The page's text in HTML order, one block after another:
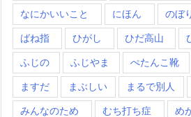
なにかいいこと にほん のぼ
ばね指 ひがし ひだ高山
ふじの ふじやま ぺたんこ靴
ますだ まぶしい まるで別人
みんなのため むち打ち症 め